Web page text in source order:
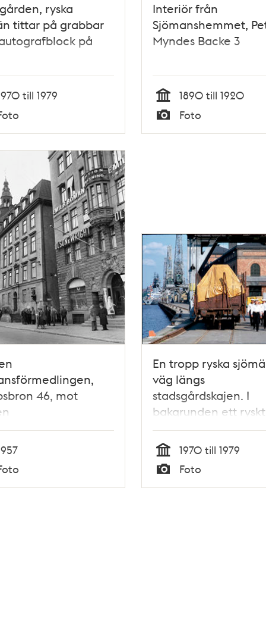
ryska
tittar på grabbar
på
till 1979
Interiör från
Sjömanshemmet,
Myndes Backe 3
Tid
1890 till 1920
Foto
46, mot
En tropp ryska
väg längs
stadsgårdskajen. I
bakgrunden ett ryskt
krigsfartyg
Tid
1970 till 1979
Typ
Foto